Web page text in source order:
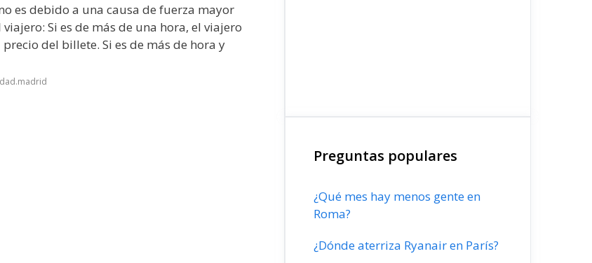
es debido a una causa de fuerza mayor
Si es de más de una hora, el viajero
del billete. Si es de más de hora y
Preguntas populares
¿Qué mes hay menos gente en
Roma?
¿Dónde aterriza Ryanair en París?